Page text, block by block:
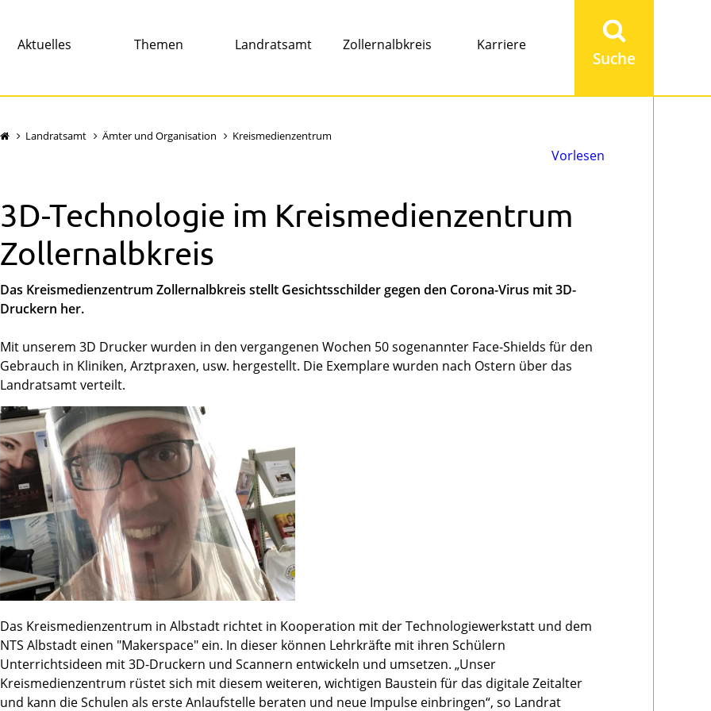
Aktuelles Themen Landratsamt Zollernalbkreis Karriere
eingeben
Landratsamt Ämter und Organisation Kreismedienzentrum
Vorlesen
3D-Technologie im Kreismedienzentrum
Zollernalbkreis
Das Kreismedienzentrum Zollernalbkreis stellt Gesichtsschilder gegen den Corona-Virus mit 3D-
Druckern her.
Mit unserem 3D Drucker wurden in den vergangenen Wochen 50 sogenannter Face-Shields für den
Gebrauch in Kliniken, Arztpraxen, usw. hergestellt. Die Exemplare wurden nach Ostern über das
Landratsamt verteilt.
Das Kreismedienzentrum in Albstadt richtet in Kooperation mit der Technologiewerkstatt und dem
NTS Albstadt einen "Makerspace" ein. In dieser können Lehrkräfte mit ihren Schülern
Unterrichtsideen mit 3D-Druckern und Scannern entwickeln und umsetzen. „Unser
Kreismedienzentrum rüstet sich mit diesem weiteren, wichtigen Baustein für das digitale Zeitalter
und kann die Schulen als erste Anlaufstelle beraten und neue Impulse einbringen“, so Landrat